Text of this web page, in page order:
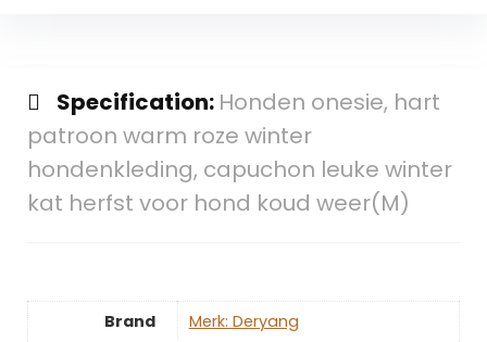
Specification: Honden onesie, hart
patroon warm roze winter
hondenkleding, capuchon leuke winter
kat herfst voor hond koud weer(M)
Brand Merk: Deryang